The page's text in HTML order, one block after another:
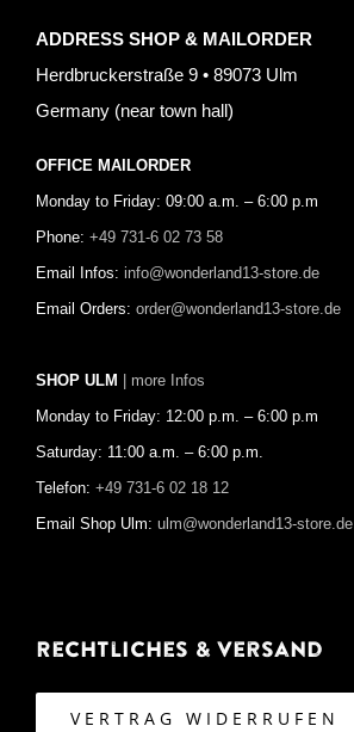
ADDRESS SHOP & MAILORDER
Herdbruckerstraße 9 • 89073 Ulm
Germany (near town hall)
OFFICE MAILORDER
Monday to Friday: 09:00 a.m. – 6:00 p.m
Phone: +49 731-6 02 73 58
Email Infos: info@wonderland13-store.de
Email Orders: order@wonderland13-store.de
SHOP ULM | more Infos
Monday to Friday: 12:00 p.m. – 6:00 p.m
Saturday: 11:00 a.m. – 6:00 p.m.
Telefon: +49 731-6 02 18 12
Email Shop Ulm: ulm@wonderland13-store.de
Rechtliches & Versand
VERTRAG WIDERRUFEN